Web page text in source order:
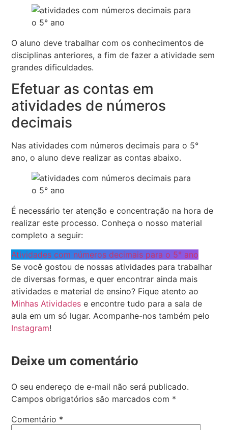
O aluno deve trabalhar com os conhecimentos de
disciplinas anteriores, a fim de fazer a atividade sem
grandes dificuldades.
Efetuar as contas em
atividades de números
decimais
Nas atividades com números decimais para o 5°
ano, o aluno deve realizar as contas abaixo.
É necessário ter atenção e concentração na hora de
realizar este processo. Conheça o nosso material
completo a seguir:
Atividades com números decimais para o 5° ano
Se você gostou de nossas atividades para trabalhar
de diversas formas, e quer encontrar ainda mais
atividades e material de ensino? Fique atento ao
Minhas Atividades e encontre tudo para a sala de
aula em um só lugar. Acompanhe-nos também pelo
Instagram!
Deixe um comentário
O seu endereço de e-mail não será publicado.
Campos obrigatórios são marcados com *
Comentário *